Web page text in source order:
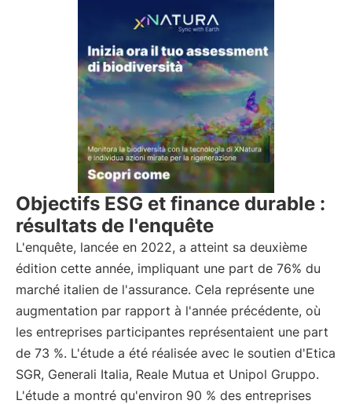
Objectifs ESG et finance durable :
résultats de l'enquête
L'enquête, lancée en 2022, a atteint sa deuxième
édition cette année, impliquant une part de 76% du
marché italien de l'assurance. Cela représente une
augmentation par rapport à l'année précédente, où
les entreprises participantes représentaient une part
de 73 %. L'étude a été réalisée avec le soutien d'Etica
SGR, Generali Italia, Reale Mutua et Unipol Gruppo.
L'étude a montré qu'environ 90 % des entreprises